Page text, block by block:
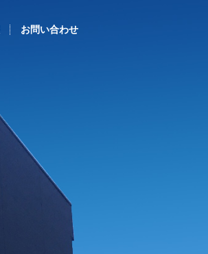
お問い合わせ